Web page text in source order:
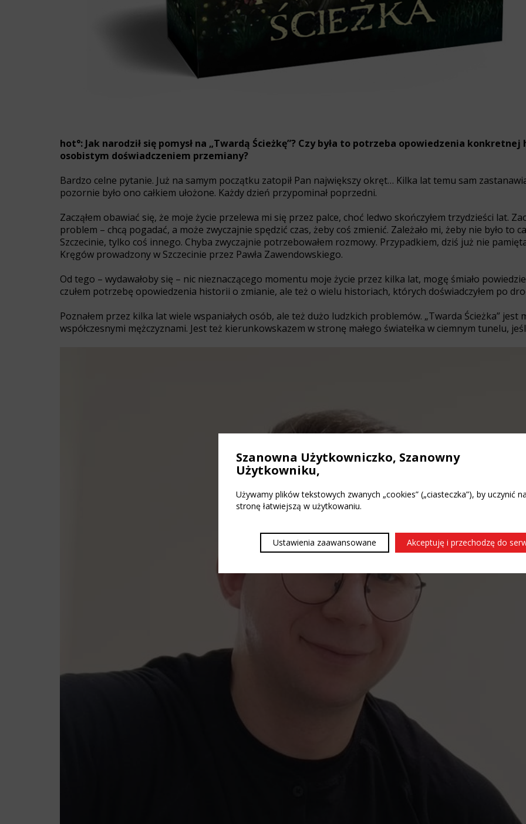
hot°: Jak narodził się pomysł na „Twardą Ścieżkę”? Czy była to potrzeba opowiedzenia
osobistym doświadczeniem przemiany?
Bardzo celne pytanie. Już na samym początku zatopił Pan największy okręt… Kilka lat temu sam
pozornie było ono całkiem ułożone. Każdy dzień przypominał poprzedni.
Zacząłem obawiać się, że moje życie przelewa mi się przez palce, choć ledwo skończyłem trzydzieści lat.
problem – chcą pogadać, a może zwyczajnie spędzić czas, żeby coś zmienić. Zależało mi, żeby nie było to
Szczecinie, tylko coś innego. Chyba zwyczajnie potrzebowałem rozmowy. Przypadkiem, dziś już nie
Kręgów prowadzony w Szczecinie przez Pawła Zawendowskiego.
Od tego – wydawałoby się – nic nieznaczącego momentu moje życie przez kilka lat, mogę śmiało
czułem potrzebę opowiedzenia historii o zmianie, ale też o wielu historiach, których doświadczyłem po
Poznałem przez kilka lat wiele wspaniałych osób, ale też dużo ludzkich problemów. „Twarda Ścieżka”
współczesnymi mężczyznami. Jest też kierunkowskazem w stronę małego światełka w ciemnym tunelu,
Szanowna Użytkowniczko, Szanowny
Użytkowniku,
Używamy plików tekstowych zwanych „cookies” („ciasteczka”), by uczynić
stronę łatwiejszą w użytkowaniu.
Ustawienia zaawansowane Akceptuję i przechodzę do